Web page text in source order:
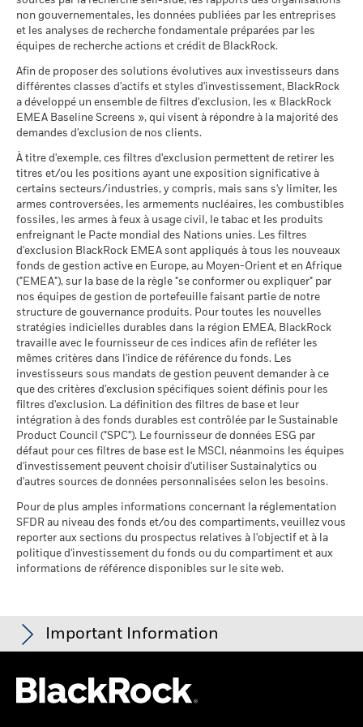
1 (%) USD
frais courants. Les frais d’entrée/de sortie ne sont pas inclus
dans le calcul.
Les chiffres indiqués se rapportent aux performances
passées.Les performances passées ne sont pas un indicateur
fiable des performances futures. Les marchés pourraient
évoluer très différemment. Ceci peut vous aider à évaluer la
façon dont le fonds a été géré dans le passé
La performance est indiquée sur la base de la Valeur nette
d’inventaire (VNI), avec le revenu brut réinvesti le cas échéant.
Le rendement de votre investissement peut augmenter ou
diminuer en raison des fluctuations des devises si votre
investissement est effectué dans une devise autre que celle
utilisée dans le calcul des performances passées. Source :
Blackrock
Défavorable
Ce que vous pourriez obtenir après
Rendement annuel moyen
Intermédiaire
Ce que vous pourriez obtenir après
Rendement annuel moyen
Favorable
Ce que vous pourriez obtenir après
Rendement annuel moyen
Le scénario de tension montre ce que vous pourriez obtenir
dans des situations de marché extrêmes.
MSCI - Armes à feu civiles
au 30/juin/2026
0,00%
MSCI - Tabac
au 30/juin/2026
MSCI - Contrevenants au
Pacte mondial des Nations
Unies
au 30/juin/2026
0,00%
MSCI - Charbon thermique
au 30/juin/2026
0,00%
MSCI - Sables bitumineux
au 30/juin/2026
0,00%
Données sur la
participation aux secteurs
d'activité
au 30/juin/2026
43,76%
Pourcentage des avoirs du
fonds à l'égard desquels
des données ne sont pas
disponibles
au 30/juin/2026
L'exposition de BlackRock aux secteurs d'activité, telle qu'elle
est indiquée ci-dessus, pour le charbon thermique et les
sables bitumineux, est calculée et déclarée pour les
entreprises qui tirent plus de 5 % de leurs revenus du
charbon thermique ou des sables bitumineux, tel que défini
par MSCI ESG Research. L’exposition aux entreprises qui
génèrent des revenus à partir du charbon thermique ou des
sables bitumineux (à un seuil de revenus de 0 %), telle que
définie par MSCI ESG Research, se répartit comme suit :
Les indicateurs de participation aux secteurs d'activité sont
calculés par BlackRock à l’aide des données de MSCI ESG
société aux différents secteurs d'activité. BlackRock s’appuie
sur ces données pour fournir une vue d’ensemble des avoirs,
BlackRock Global Funds - Annual report and
audited financial statements (French)
Sustainability related disclosure - EHZ-AG
(en)
Sustainability related disclosure - EHZ-AG (fr)
BlackRock Global Funds - Prospectus (French
- France)
BlackRock Global Funds - Prospectus
(English)
BlackRock Global Funds - Prospectus (French
- Belgium^France)
BlackRock Global Funds - Prospectus -
Addendum (French - France)
Voir tous les documents
non gouvernementales, les données publiées par les entreprises
et les analyses de recherche fondamentale préparées par les
équipes de recherche actions et crédit de BlackRock.
Afin de proposer des solutions évolutives aux investisseurs dans
différentes classes d'actifs et styles d'investissement, BlackRock
a développé un ensemble de filtres d'exclusion, les « BlackRock
EMEA Baseline Screens », qui visent à répondre à la majorité des
demandes d'exclusion de nos clients.
À titre d'exemple, ces filtres d'exclusion permettent de retirer les
titres et/ou les positions ayant une exposition significative à
certains secteurs/industries, y compris, mais sans s'y limiter, les
armes controversées, les armements nucléaires, les combustibles
fossiles, les armes à feux à usage civil, le tabac et les produits
enfreignant le Pacte mondial des Nations unies. Les filtres
d'exclusion BlackRock EMEA sont appliqués à tous les nouveaux
fonds de gestion active en Europe, au Moyen-Orient et en Afrique
("EMEA"), sur la base de la règle "se conformer ou expliquer" par
nos équipes de gestion de portefeuille faisant partie de notre
structure de gouvernance produits. Pour toutes les nouvelles
stratégies indicielles durables dans la région EMEA, BlackRock
travaille avec le fournisseur de ces indices afin de refléter les
mêmes critères dans l'indice de référence du fonds. Les
investisseurs sous mandats de gestion peuvent demander à ce
que des critères d'exclusion spécifiques soient définis pour les
filtres d'exclusion. La définition des filtres de base et leur
intégration à des fonds durables est contrôlée par le Sustainable
Product Council ("SPC"). Le fournisseur de données ESG par
défaut pour ces filtres de base est le MSCI, néanmoins les équipes
d'investissement peuvent choisir d'utiliser Sustainalytics ou
d'autres sources de données personnalisées selon les besoins.
Pour de plus amples informations concernant la réglementation
SFDR au niveau des fonds et/ou des compartiments, veuillez vous
reporter aux sections du prospectus relatives à l'objectif et à la
politique d'investissement du fonds ou du compartiment et aux
informations de référence disponibles sur le site web.
Important Information
Pour les fonds dont l'objectif de placement comprend des critères
ESG, certaines mesures commerciales ou autres situations